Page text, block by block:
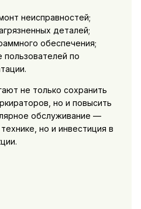
неисправностей;
деталей;
обеспечения;
пользователей по
не только сохранить
но и повысить
обслуживание —
но и инвестиция в